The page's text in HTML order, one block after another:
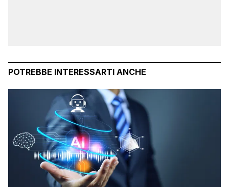
POTREBBE INTERESSARTI ANCHE